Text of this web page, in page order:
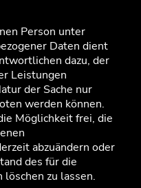
Person unter
Daten dient
dazu, der
Leistungen
der Sache nur
werden können.
Möglichkeit frei, die
abzuändern oder
des für die
zu lassen.